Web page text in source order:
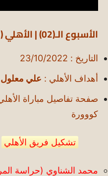
الأسبوع الـ(02) | الأهلي (1-0) أسوان
التاريخ : 23/10/2022
أهداف الأهلي : علي معلول
صفحة تفاصيل مباراة
كووورة
تشكيل فريق الأهلي
محمد الشناوي (حراسة